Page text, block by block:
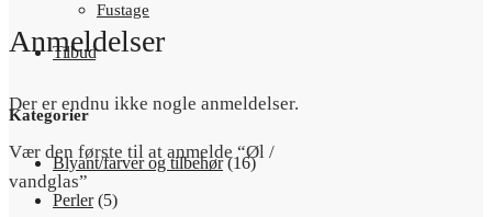
Fustage
Tilbud
Kategorier
Blyant/farver og tilbehør (16)
Perler (5)
Anmeldelser
Der er endnu ikke nogle anmeldelser.
Vær den første til at anmelde “Øl /
vandglas”